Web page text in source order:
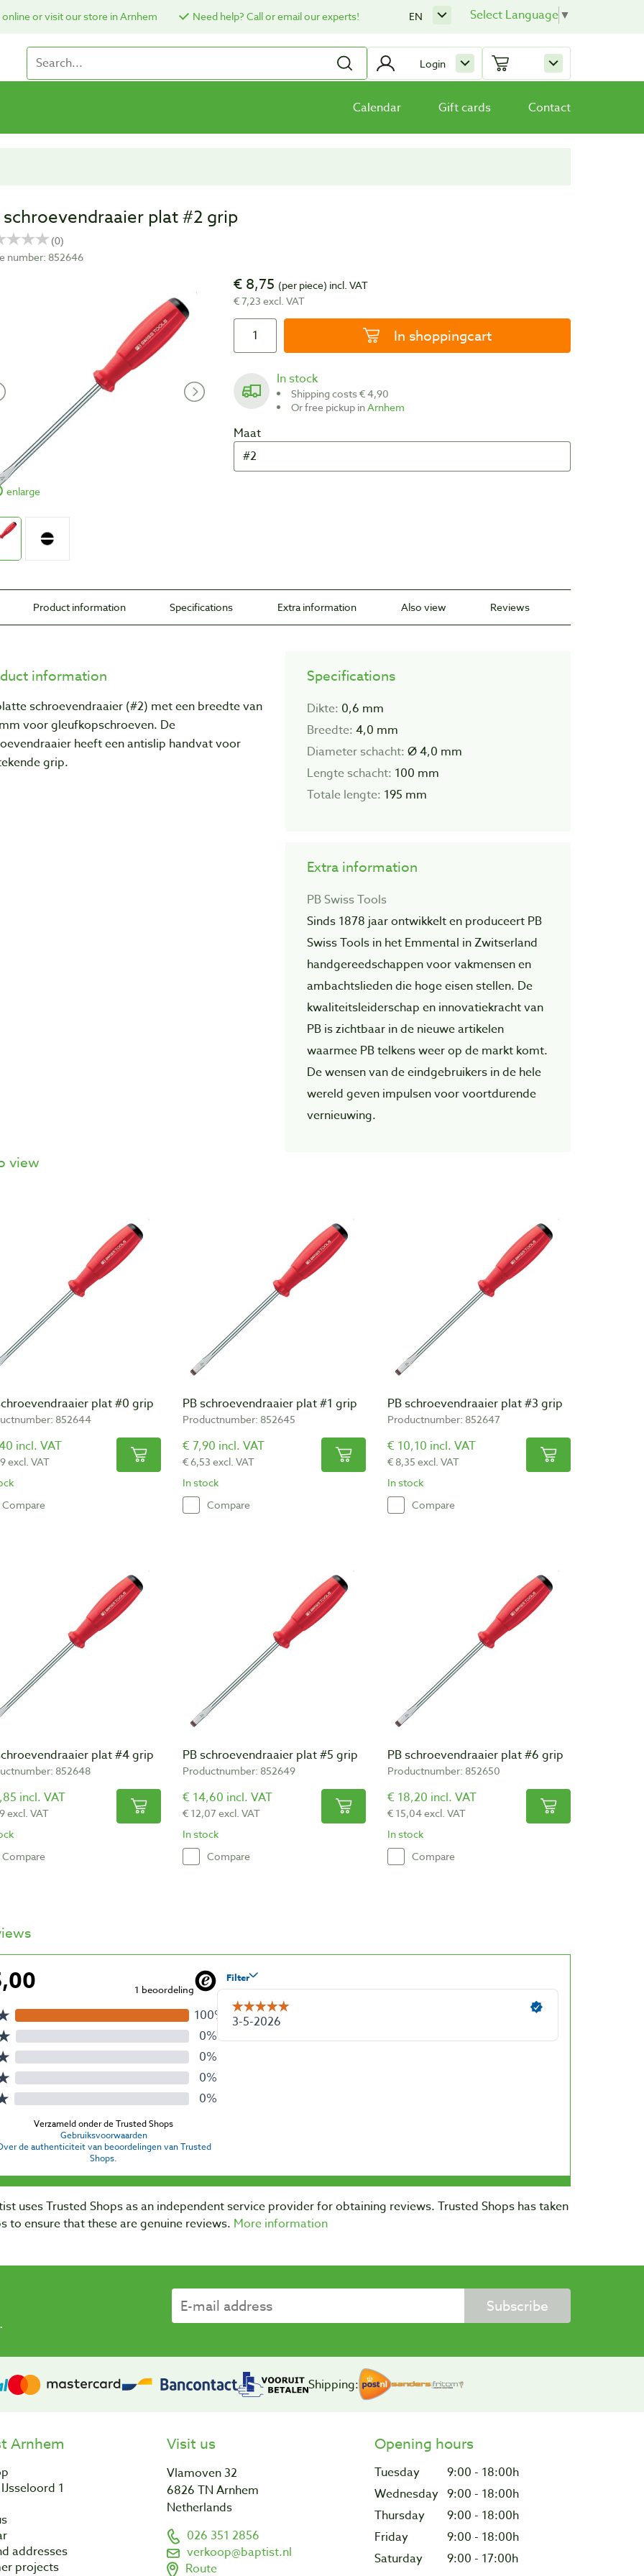
or visit our store in Arnhem Need help? Call or email our experts! Select Language▼
EN
Login
Calendar Gift cards Contact
schroevendraaier plat #2 grip
number: 852646
enlarge
€ 8,75 (per piece) incl. VAT
€ 7,23 excl. VAT
In shoppingcart
In stock
Shipping costs € 4,90
Or free pickup inArnhem
Maat
Product information Specifications Extra information Also view Reviews
information
schroevendraaier (#2) met een breedte van
voor gleufkopschroeven. De
heeft een antislip handvat voor
grip.
Specifications
Dikte: 0,6 mm
Breedte: 4,0 mm
Diameter schacht: Ø 4,0 mm
Lengte schacht: 100 mm
Totale lengte: 195 mm
Extra information
PB Swiss Tools
Sinds 1878 jaar ontwikkelt en produceert PB
Swiss Tools in het Emmental in Zwitserland
handgereedschappen voor vakmensen en
ambachtslieden die hoge eisen stellen. De
kwaliteitsleiderschap en innovatiekracht van
PB is zichtbaar in de nieuwe artikelen
waarmee PB telkens weer op de markt komt.
De wensen van de eindgebruikers in de hele
wereld geven impulsen voor voortdurende
vernieuwing.
view
plat #0 grip
852644
incl. VAT
excl. VAT
Compare
PB schroevendraaier plat #1 grip
Productnumber: 852645
€ 7,90 incl. VAT
€ 6,53 excl. VAT
In stock
Compare
PB schroevendraaier plat #3 grip
Productnumber: 852647
€ 10,10 incl. VAT
€ 8,35 excl. VAT
In stock
Compare
plat #4 grip
852648
incl. VAT
excl. VAT
Compare
PB schroevendraaier plat #5 grip
Productnumber: 852649
€ 14,60 incl. VAT
€ 12,07 excl. VAT
In stock
Compare
PB schroevendraaier plat #6 grip
Productnumber: 852650
€ 18,20 incl. VAT
€ 15,04 excl. VAT
In stock
Compare
uses Trusted Shops as an independent service provider for obtaining reviews. Trusted Shops has taken
to ensure that these are genuine reviews. More information
Subscribe
Shipping:
Arnhem
1
addresses
projects
Visit us
Vlamoven 32
6826 TN Arnhem
Netherlands
026 351 2856
verkoop@baptist.nl
Route
Opening hours
Tuesday
9:00 - 18:00h
Wednesday 9:00 - 18:00h
Thursday
9:00 - 18:00h
Friday
9:00 - 18:00h
Saturday
9:00 - 17:00h